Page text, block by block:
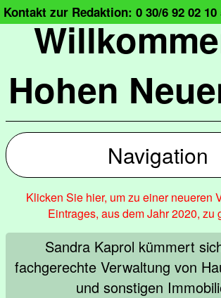
Hohen
Kontakt zur Redaktion: 0 30/6 92 02 10
Navigation
Klicken Sie hier, um zu einer neueren
Eintrages, aus dem Jahr 2020, zu
Sandra Kaprol kümmert
fachgerechte Verwaltung von
und sonstigen